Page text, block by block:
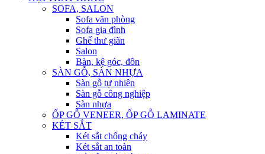
SOFA, SALON
Sofa văn phòng
Sofa gia đình
Ghế thư giãn
Salon
Bàn, kệ góc, đôn
SÀN GỖ, SÀN NHỰA
Sàn gỗ tự nhiên
Sàn gỗ công nghiệp
Sàn nhựa
ỐP GỖ VENEER, ỐP GỖ LAMINATE
KÉT SẮT
Két sắt chống cháy
Két sắt an toàn